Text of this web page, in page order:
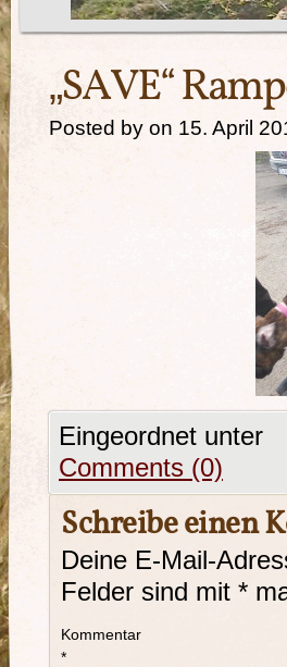
„SAVE“
Posted by on 15. April
Eingeordnet unter
Comments (0)
Schreibe einen
Deine E-Mail-
Felder sind mit *
Kommentar
*